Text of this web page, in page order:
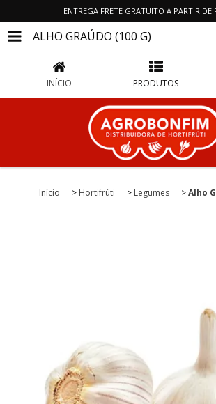
ENTREGA FRETE GRATUITO A PARTIR DE
ALHO GRAÚDO (100 G)
INÍCIO PRODUTOS
Início > Hortifrúti > Legumes >Alho